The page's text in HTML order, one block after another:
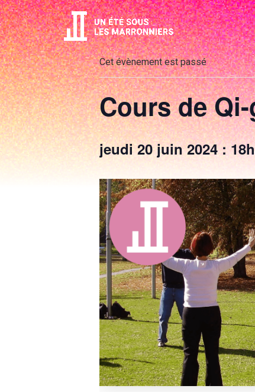
Aller
au
contenu
Cet évènement est passé
Cours de
jeudi 20 juin 2024 :